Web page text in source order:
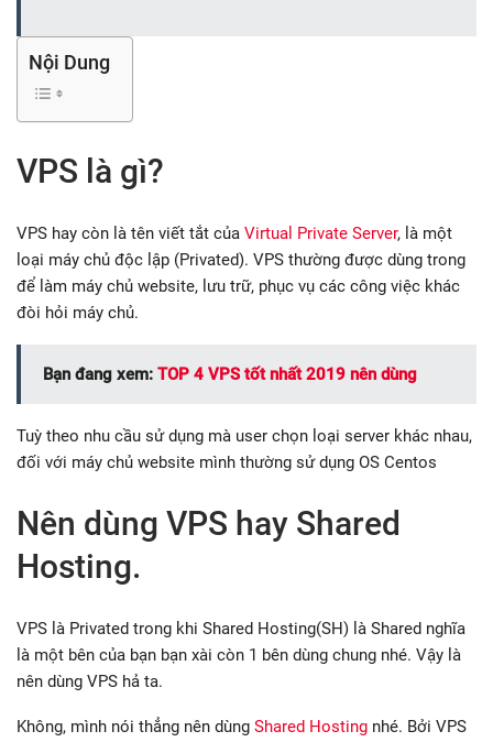
Nội Dung
VPS là gì?
VPS hay còn là tên viết tắt của Virtual Private Server, là một
loại máy chủ độc lập (Privated). VPS thường được dùng trong
để làm máy chủ website, lưu trữ, phục vụ các công việc khác
đòi hỏi máy chủ.
Bạn đang xem: TOP 4 VPS tốt nhất 2019 nên dùng
Tuỳ theo nhu cầu sử dụng mà user chọn loại server khác nhau,
đối với máy chủ website mình thường sử dụng OS Centos
Nên dùng VPS hay Shared
Hosting.
VPS là Privated trong khi Shared Hosting(SH) là Shared nghĩa
là một bên của bạn bạn xài còn 1 bên dùng chung nhé. Vậy là
nên dùng VPS hả ta.
Không, mình nói thẳng nên dùng Shared Hosting nhé. Bởi VPS